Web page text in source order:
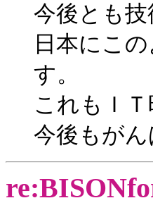
今後とも
日本にこ
す。
これもＩ
今後もが